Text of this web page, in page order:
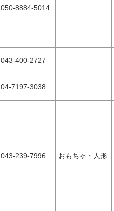
050-8884-5014
043-400-2727
04-7197-3038
043-239-7996 おもちゃ・人形